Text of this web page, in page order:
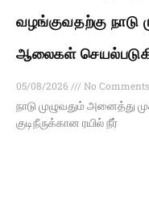
வழங்குவதற்கு நாடு
ஆலைகள்
05/08/2026
No Comments
நாடு முழுவதும் அனைத்து
குடிநீருக்கான ரயில் நீர்